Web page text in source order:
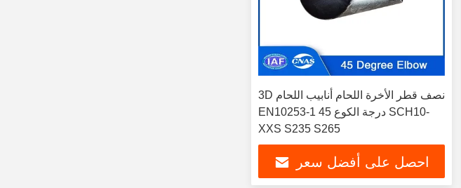
3D نصف قطر الأخرة اللحام أنابيب اللحام
EN10253-1 45 درجة الكوع SCH10-
XXS S235 S265
احصل على أفضل سعر